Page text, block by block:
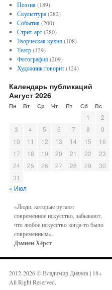
Поэзия(189)
Скульптура(282)
События(200)
Стрит-арт(280)
Творческая кухня(108)
Театр(129)
Фотография(209)
Художник говорит(124)
Календарь публикаций
Август 2026
Пн Вт Ср Чт Пт Сб Вс
« Июл
1
2
3
4 5 6 7 8
9
10
11 12 13 14 15
16
17
18 19 20 21 22
23
24
25 26 27 28 29
30
31
«Люди, которые ругают
современное искусство, забывают,
что любое искусство когда-то было
современным».
Дэмиен Хёрст
2012-2026 © Владимир Дианов | 18+
All Right Reserved.